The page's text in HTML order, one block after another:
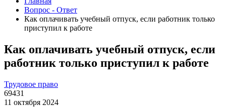
Вопрос - Ответ
Как оплачивать учебный отпуск, если работник только
приступил к работе
Как оплачивать учебный отпуск, если
работник только приступил к работе
Трудовое право
69431
11 октября 2024